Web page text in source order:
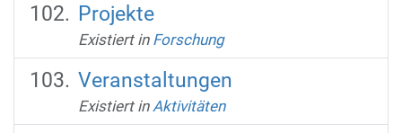
Projekte
Existiert in Forschung
Veranstaltungen
Existiert in Aktivitäten